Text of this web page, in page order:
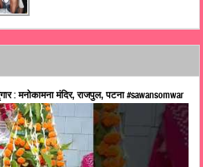
: मनोकामना मंदिर, राजपुल, पटना #sawansomwar